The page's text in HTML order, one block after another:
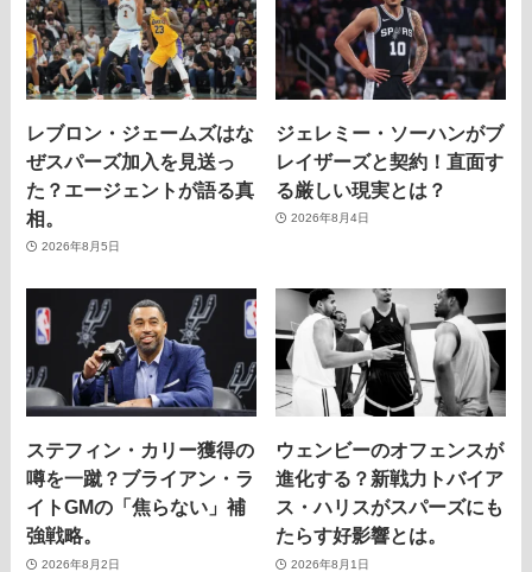
レブロン・ジェームズはな
ぜスパーズ加入を見送っ
た？エージェントが語る真
相。
2026年8月5日
ジェレミー・ソーハンがブ
レイザーズと契約！直面す
る厳しい現実とは？
2026年8月4日
ステフィン・カリー獲得の
噂を一蹴？ブライアン・ラ
イトGMの「焦らない」補
強戦略。
2026年8月2日
ウェンビーのオフェンスが
進化する？新戦力トバイア
ス・ハリスがスパーズにも
たらす好影響とは。
2026年8月1日